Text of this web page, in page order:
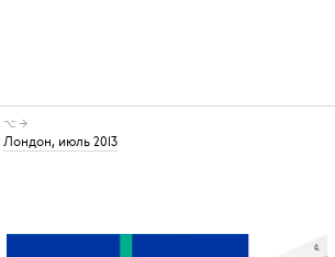
⌥ →
Лондон, июль 2013